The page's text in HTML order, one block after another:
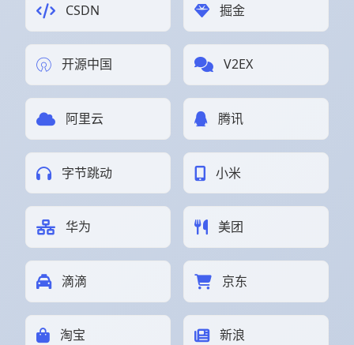
CSDN 掘金
开源中国 V2EX
阿里云 腾讯
字节跳动 小米
华为 美团
滴滴 京东
淘宝 新浪